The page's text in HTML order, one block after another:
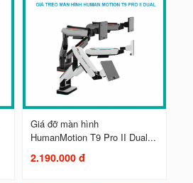
Giá đỡ màn hình
HumanMotion T9 Pro II Dual...
2.190.000 đ